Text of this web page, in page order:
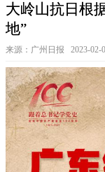
大岭山抗日根
地”
来源：广州日报 2023-02-